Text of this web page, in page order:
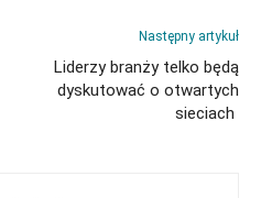
Następny artykuł
Liderzy branży telko będą
dyskutować o otwartych
sieciach